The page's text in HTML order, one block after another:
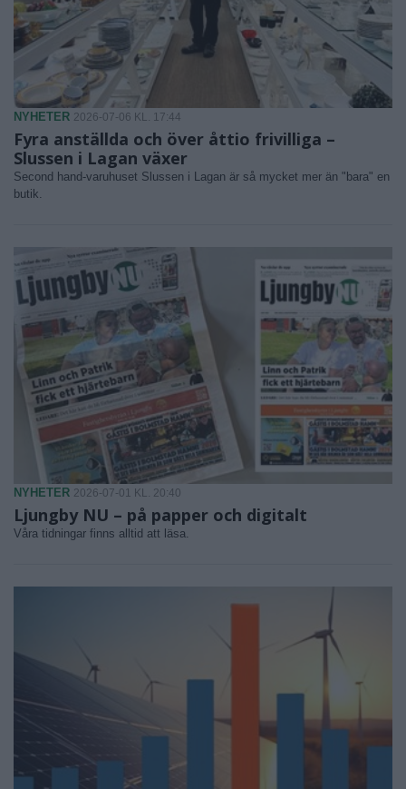
NYHETER 2026-07-06 KL. 17:44
Fyra anställda och över åttio frivilliga –
Slussen i Lagan växer
Second hand-varuhuset Slussen i Lagan är så mycket mer än "bara" en
butik.
NYHETER 2026-07-01 KL. 20:40
Ljungby NU – på papper och digitalt
Våra tidningar finns alltid att läsa.